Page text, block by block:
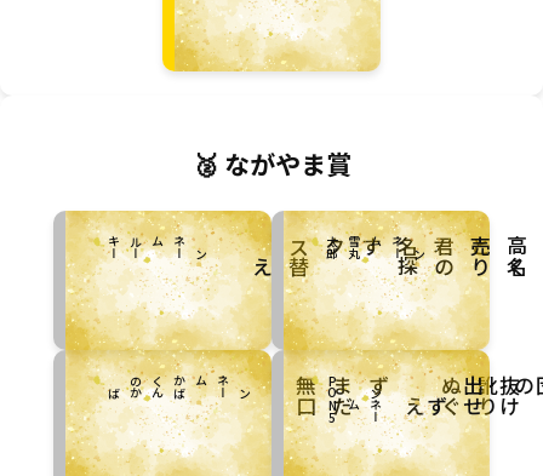
🥈 ながやま賞
ペ
ン
ネ
ー
ム
：
ル
ー
キ
ー
の名
の
探
ラ
替え
ペ
ン
ネ
ー
ム
：
雪
丸
太
郎 り
ペ
ン ネ
ー ム
： か
ば く
ん の
かば
る
と
り
ぐえ
だ
口 ペ
ン
ネー
ム：
P
O
N
5 生
分
布
け
せず